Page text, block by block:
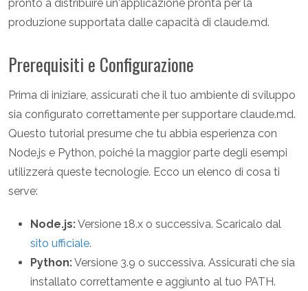
pronto a distribuire un'applicazione pronta per la
produzione supportata dalle capacità di claude.md.
Prerequisiti e Configurazione
Prima di iniziare, assicurati che il tuo ambiente di sviluppo
sia configurato correttamente per supportare claude.md.
Questo tutorial presume che tu abbia esperienza con
Node.js e Python, poiché la maggior parte degli esempi
utilizzerà queste tecnologie. Ecco un elenco di cosa ti
serve:
Node.js:Versione 18.x o successiva. Scaricalo dal
sito ufficiale.
Python:Versione 3.9 o successiva. Assicurati che sia
installato correttamente e aggiunto al tuo PATH.